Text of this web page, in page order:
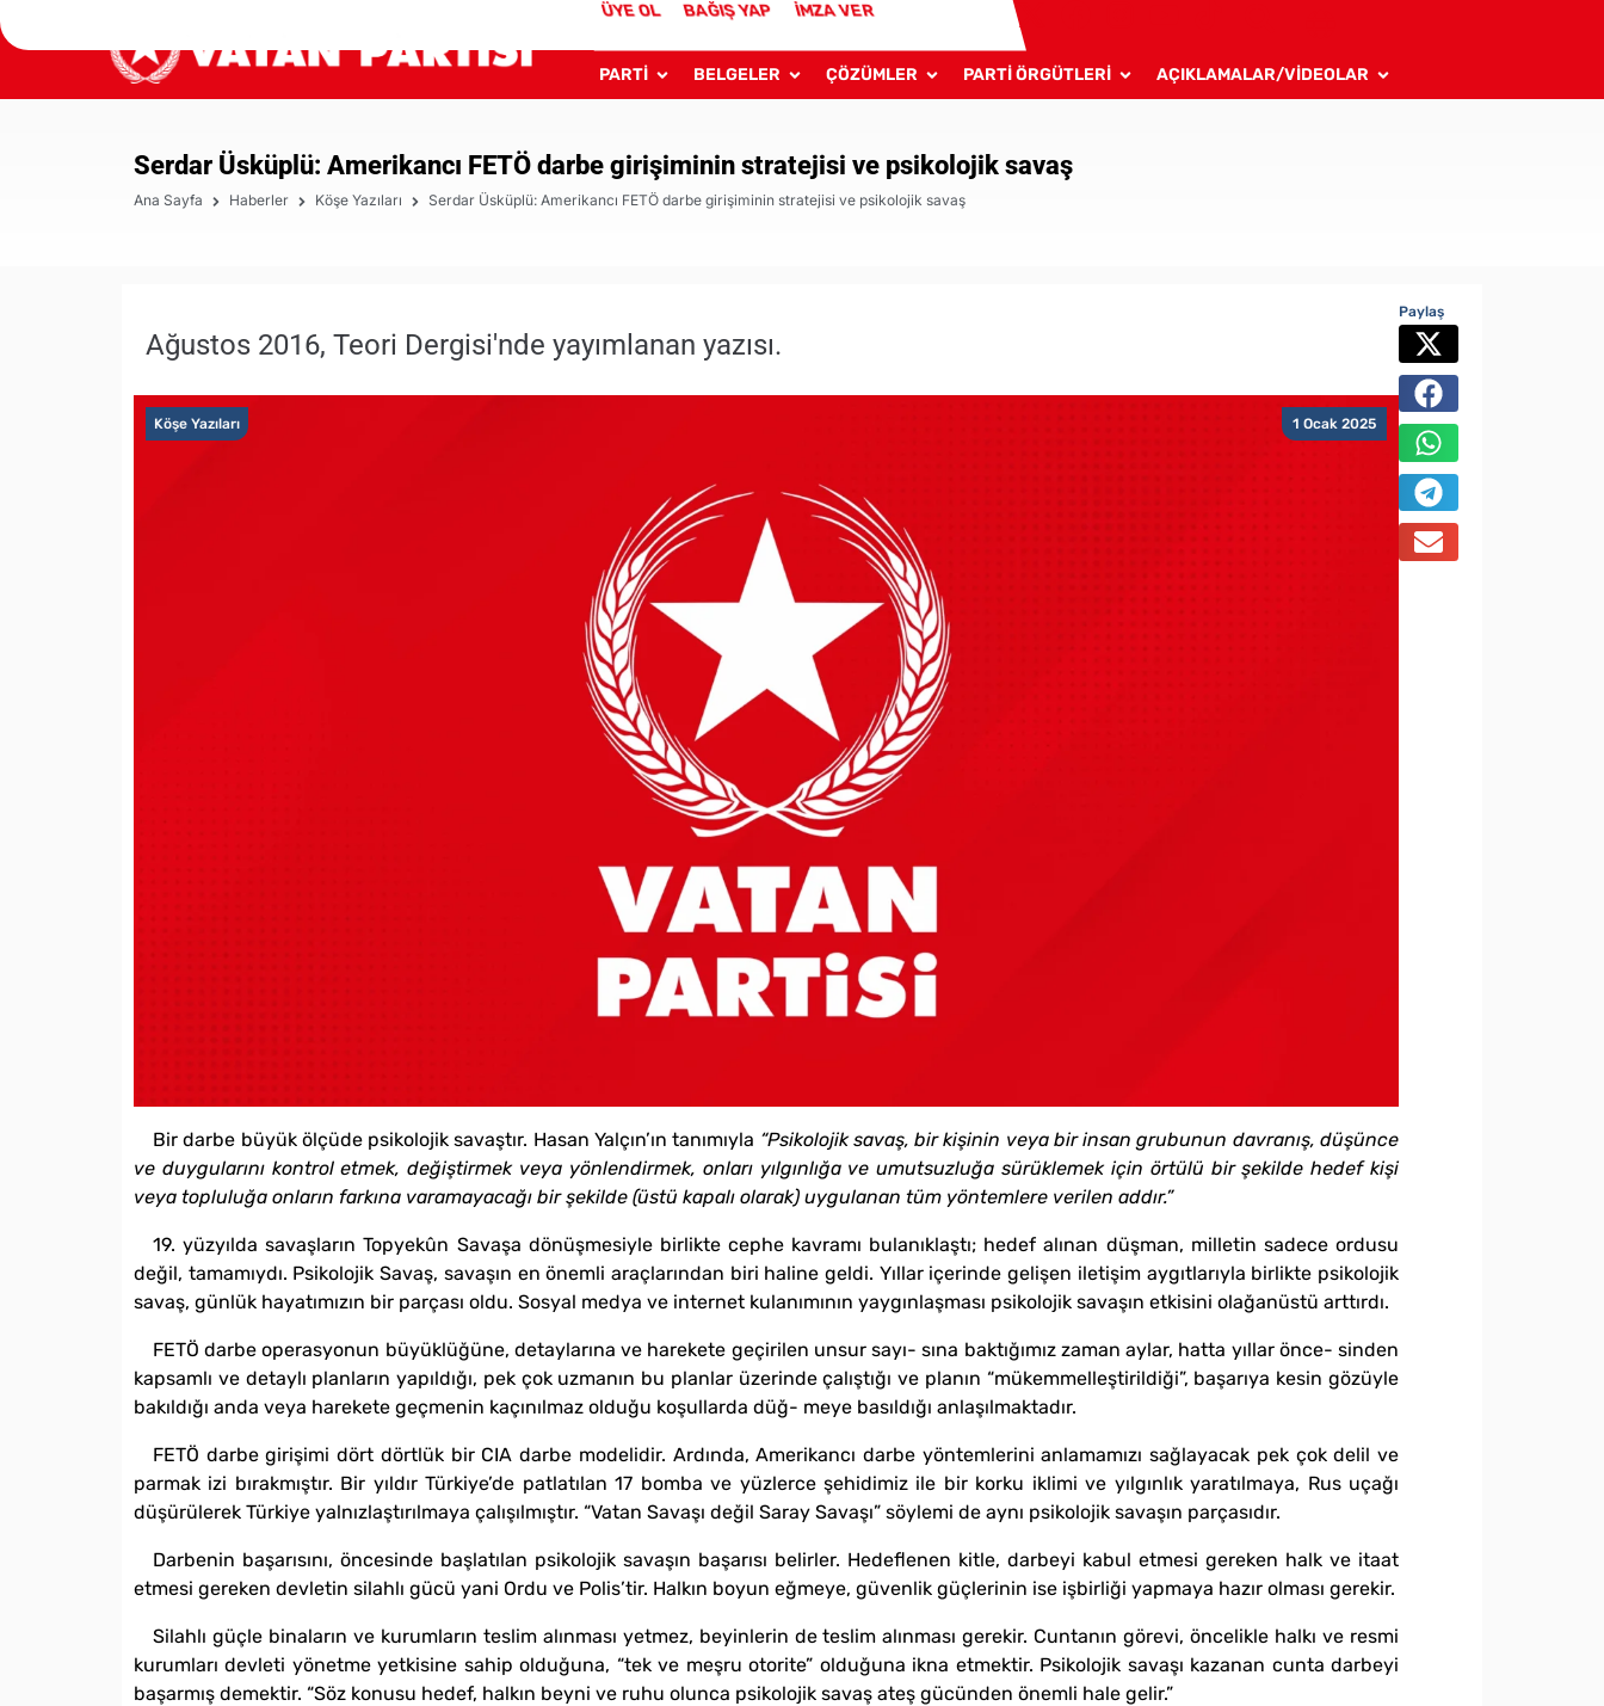
ÜYE OL BAĞIŞ YAP İMZA VER
PARTİ BELGELER ÇÖZÜMLER PARTİ ÖRGÜTLERİ AÇIKLAMALAR/VİDEOLAR
Serdar Üsküplü: Amerikancı FETÖ darbe girişiminin stratejisi ve psikolojik savaş
Ana Sayfa Haberler Köşe Yazıları Serdar Üsküplü: Amerikancı FETÖ darbe girişiminin stratejisi ve psikolojik savaş
Ağustos 2016, Teori Dergisi'nde yayımlanan yazısı.
1 Ocak 2025
Köşe Yazıları
Bir darbe büyük ölçüde psikolojik savaştır. Hasan Yalçın’ın tanımıyla “Psikolojik savaş, bir kişinin veya bir insan grubunun davranış, düşünce
ve duygularını kontrol etmek, değiştirmek veya yönlendirmek, onları yılgınlığa ve umutsuzluğa sürüklemek için örtülü bir şekilde hedef kişi
veya topluluğa onların farkına varamayacağı bir şekilde (üstü kapalı olarak) uygulanan tüm yöntemlere verilen addır.”
19. yüzyılda savaşların Topyekûn Savaşa dönüşmesiyle birlikte cephe kavramı bulanıklaştı; hedef alınan düşman, milletin sadece ordusu
değil, tamamıydı. Psikolojik Savaş, savaşın en önemli araçlarından biri haline geldi. Yıllar içerinde gelişen iletişim aygıtlarıyla birlikte psikolojik
savaş, günlük hayatımızın bir parçası oldu. Sosyal medya ve internet kulanımının yaygınlaşması psikolojik savaşın etkisini olağanüstü arttırdı.
FETÖ darbe operasyonun büyüklüğüne, detaylarına ve harekete geçirilen unsur sayı- sına baktığımız zaman aylar, hatta yıllar önce- sinden
kapsamlı ve detaylı planların yapıldığı, pek çok uzmanın bu planlar üzerinde çalıştığı ve planın “mükemmelleştirildiği”, başarıya kesin gözüyle
bakıldığı anda veya harekete geçmenin kaçınılmaz olduğu koşullarda düğ- meye basıldığı anlaşılmaktadır.
FETÖ darbe girişimi dört dörtlük bir CIA darbe modelidir. Ardında, Amerikancı darbe yöntemlerini anlamamızı sağlayacak pek çok delil ve
parmak izi bırakmıştır. Bir yıldır Türkiye’de patlatılan 17 bomba ve yüzlerce şehidimiz ile bir korku iklimi ve yılgınlık yaratılmaya, Rus uçağı
düşürülerek Türkiye yalnızlaştırılmaya çalışılmıştır. “Vatan Savaşı değil Saray Savaşı” söylemi de aynı psikolojik savaşın parçasıdır.
Darbenin başarısını, öncesinde başlatılan psikolojik savaşın başarısı belirler. Hedeflenen kitle, darbeyi kabul etmesi gereken halk ve itaat
etmesi gereken devletin silahlı gücü yani Ordu ve Polis’tir. Halkın boyun eğmeye, güvenlik güçlerinin ise işbirliği yapmaya hazır olması gerekir.
Silahlı güçle binaların ve kurumların teslim alınması yetmez, beyinlerin de teslim alınması gerekir. Cuntanın görevi, öncelikle halkı ve resmi
kurumları devleti yönetme yetkisine sahip olduğuna, “tek ve meşru otorite” olduğuna ikna etmektir. Psikolojik savaşı kazanan cunta darbeyi
başarmış demektir. “Söz konusu hedef, halkın beyni ve ruhu olunca psikolojik savaş ateş gücünden önemli hale gelir.”
Paylaş